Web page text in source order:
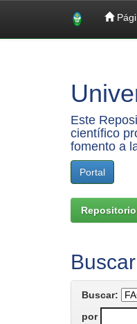
Este
científico
fomento a
Portal
Repositorio
Buscar
Buscar:
por